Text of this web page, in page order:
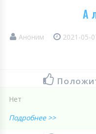
А
Аноним 2021-05-
Нет
Подробнее >>